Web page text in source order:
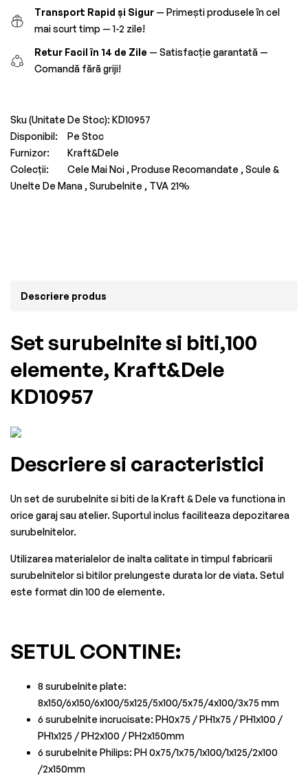
Transport Rapid și Sigur — Primești produsele în cel
mai scurt timp — 1-2 zile!
Retur Facil în 14 de Zile — Satisfacție garantată —
Comandă fără griji!
Sku (Unitate De Stoc): KD10957
Disponibil:
Pe Stoc
Furnizor:
Kraft&Dele
Colecții:
Cele Mai Noi , Produse Recomandate , Scule &
Unelte De Mana , Surubelnite , TVA 21%
Descriere produs
Set surubelnite si biti,100
elemente, Kraft&Dele
KD10957
Descriere si caracteristici
Un set de surubelnite si biti de la Kraft & Dele va functiona in
orice garaj sau atelier. Suportul inclus faciliteaza depozitarea
surubelnitelor.
Utilizarea materialelor de inalta calitate in timpul fabricarii
surubelnitelor si bitilor prelungeste durata lor de viata. Setul
este format din 100 de elemente.
SETUL CONTINE:
8 surubelnite plate:
8x150/6x150/6x100/5x125/5x100/5x75/4x100/3x75 mm
6 surubelnite incrucisate: PH0x75 / PH1x75 / PH1x100 /
PH1x125 / PH2x100 / PH2x150mm
6 surubelnite Philips: PH 0x75/1x75/1x100/1x125/2x100
/2x150mm